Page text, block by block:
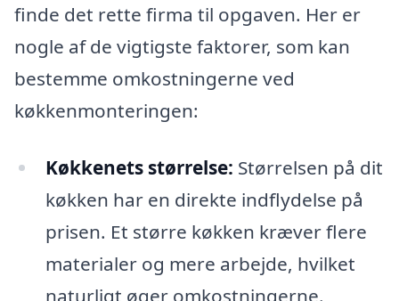
finde det rette firma til opgaven. Her er
nogle af de vigtigste faktorer, som kan
bestemme omkostningerne ved
køkkenmonteringen:
Køkkenets størrelse: Størrelsen på dit
køkken har en direkte indflydelse på
prisen. Et større køkken kræver flere
materialer og mere arbejde, hvilket
naturligt øger omkostningerne.